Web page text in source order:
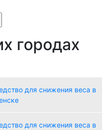
городах
для снижения веса в
для снижения веса в